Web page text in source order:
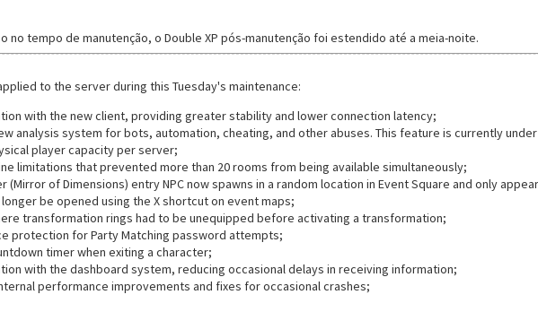
no tempo de manutenção, o Double XP pós-manutenção foi estendido até a meia-noite.
to the server during this Tuesday's maintenance:
with the new client, providing greater stability and lower connection latency;
analysis system for bots, automation, cheating, and other abuses. This feature is currently
player capacity per server;
limitations that prevented more than 20 rooms from being available simultaneously;
(Mirror of Dimensions) entry NPC now spawns in a random location in Event Square and only
longer be opened using the X shortcut on event maps;
transformation rings had to be unequipped before activating a transformation;
protection for Party Matching password attempts;
timer when exiting a character;
with the dashboard system, reducing occasional delays in receiving information;
performance improvements and fixes for occasional crashes;